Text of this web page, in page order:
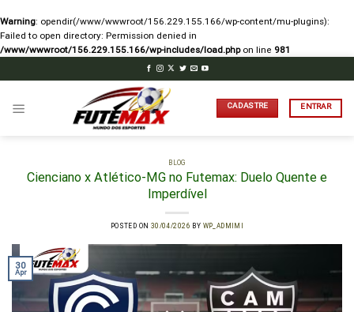
Warning: opendir(/www/wwwroot/156.229.155.166/wp-content/mu-plugins):
Failed to open directory: Permission denied in
/www/wwwroot/156.229.155.166/wp-includes/load.phpon line 981
CADASTRE ENTRAR
BLOG
Cienciano x Atlético-MG no Futemax: Duelo Quente e
Imperdível
POSTED ON 30/04/2026 BY WP_ADMIMI
30
Apr